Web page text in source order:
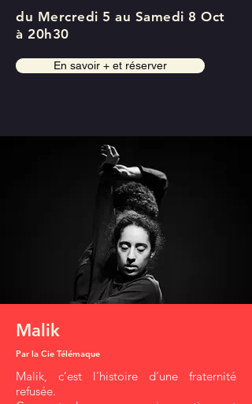
du Mercredi 5 au Samedi 8 Oct
à 20h30
En savoir + et réserver
Malik
Par la Cie Télémaque
Malik, c’est l’histoire d’une fraternité
refusée.